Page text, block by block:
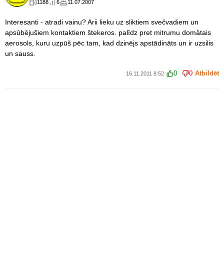
1188 6 11.07.2007
Interesanti - atradi vainu? Arii lieku uz sliktiem svečvadiem un
apsūbējušiem kontaktiem štekeros. palīdz pret mitrumu domātais
aerosols, kuru uzpūš pēc tam, kad dzinējs apstādināts un ir uzsilis
un sauss.
16.11.2011 8:52 0 0 Atbildēt